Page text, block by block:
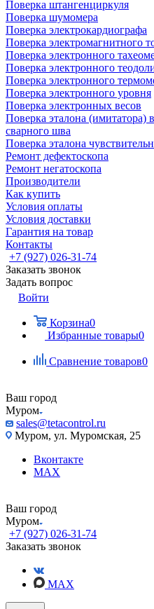
Поверка штангенциркуля
Поверка шумомера
Поверка электрокардиографа
Поверка электромагнитного
Поверка электронного
Поверка электронного
Поверка электронного
Поверка электронного уровня
Поверка электронных весов
Поверка эталона (имитатора)
сварного шва
Поверка эталона
Ремонт дефектоскопа
Ремонт негатоскопа
Производители
Как купить
Условия оплаты
Условия доставки
Гарантия на товар
Контакты
+7 (927) 026-31-74
Заказать звонок
Задать вопрос
Войти
Корзина0
Избранные товары0
Сравнение товаров0
Ваш город
Муром
sales@tetacontrol.ru
Муром, ул. Муромская, 25
Вконтакте
MAX
Ваш город
Муром
+7 (927) 026-31-74
Заказать звонок
MAX